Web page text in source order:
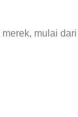
mulai